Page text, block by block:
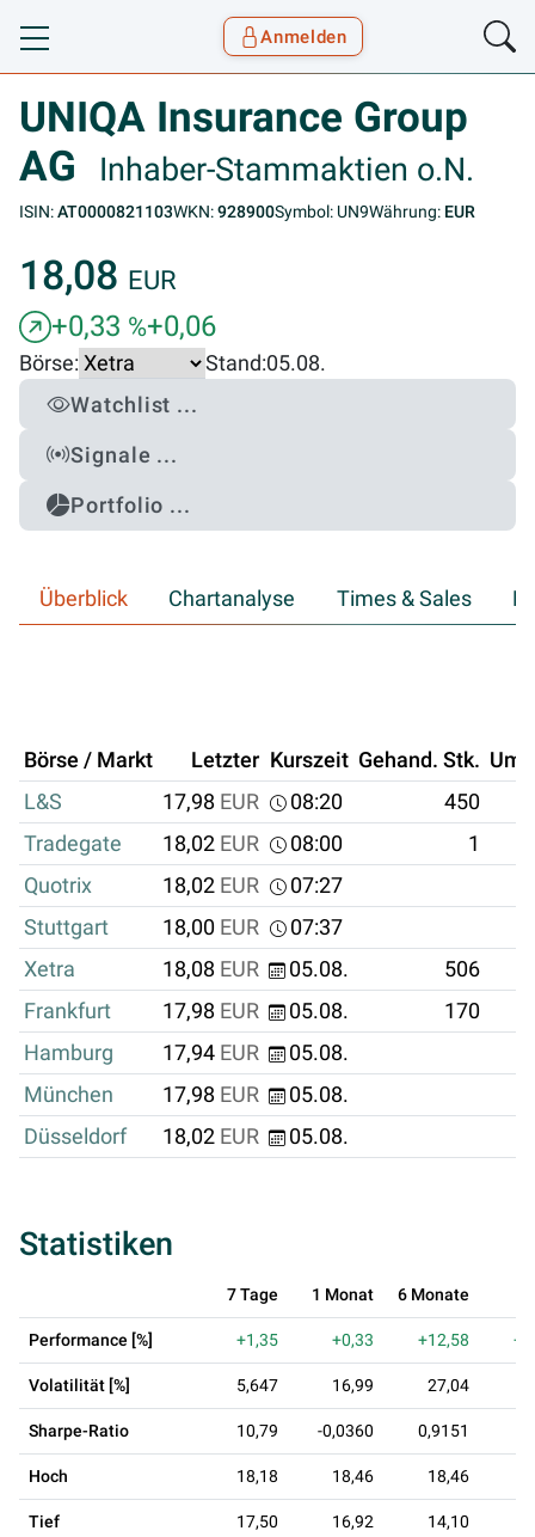
Toggle navigation
Anmelden
UNIQA Insurance Group
AG
Inhaber-Stammaktien o.N.
ISIN:AT0000821103WKN:928900Symbol: UN9Währung: EUR
18,08 EUR
+0,33 %+0,06
Börse: Stand:05.08.
Watchlist ...
Signale ...
Portfolio ...
Überblick Chartanalyse Times & Sales
Börse / Markt Letzter Kurszeit Gehand. Stk.
L&S
17,98 EUR 08:20 450
Tradegate
18,02 EUR 08:00
1
Quotrix
18,02 EUR
07:27
Stuttgart
18,00 EUR
07:37
Xetra
18,08 EUR 05.08. 506
Frankfurt
17,98 EUR 05.08. 170
Hamburg
17,94 EUR
05.08.
München
17,98 EUR
05.08.
Düsseldorf
18,02 EUR 05.08.
Statistiken
7 Tage 1 Monat 6 Monate
Performance [%] +1,35 +0,33 +12,58
Volatilität [%] 5,647 16,99 27,04
Sharpe-Ratio 10,79 -0,0360 0,9151
Hoch 18,18 18,46 18,46
Tief 17,50 16,92 14,10